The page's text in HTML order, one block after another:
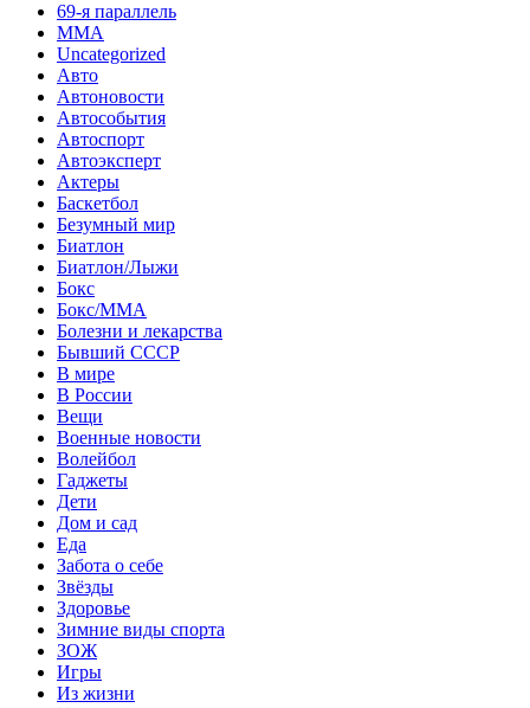
69-я параллель
MMA
Uncategorized
Авто
Автоновости
Автособытия
Автоспорт
Автоэксперт
Актеры
Баскетбол
Безумный мир
Биатлон
Биатлон/Лыжи
Бокс
Бокс/MMA
Болезни и лекарства
Бывший СССР
В мире
В России
Вещи
Военные новости
Волейбол
Гаджеты
Дети
Дом и сад
Еда
Забота о себе
Звёзды
Здоровье
Зимние виды спорта
ЗОЖ
Игры
Из жизни